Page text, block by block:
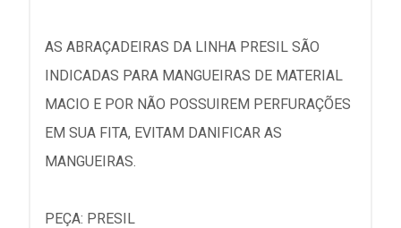
AS ABRAÇADEIRAS DA LINHA PRESIL SÃO
INDICADAS PARA MANGUEIRAS DE MATERIAL
MACIO E POR NÃO POSSUIREM PERFURAÇÕES
EM SUA FITA, EVITAM DANIFICAR AS
MANGUEIRAS.
PEÇA: PRESIL